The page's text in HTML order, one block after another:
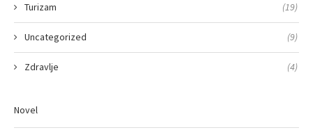
Turizam (19)
Uncategorized (9)
Zdravlje (4)
Novel